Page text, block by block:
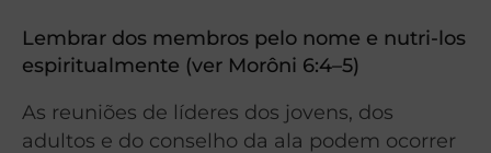
Lembrar dos membros pelo nome e nutri-los
espiritualmente (ver Morôni 6:4–5)
As reuniões de líderes dos jovens, dos
adultos e do conselho da ala podem ocorrer